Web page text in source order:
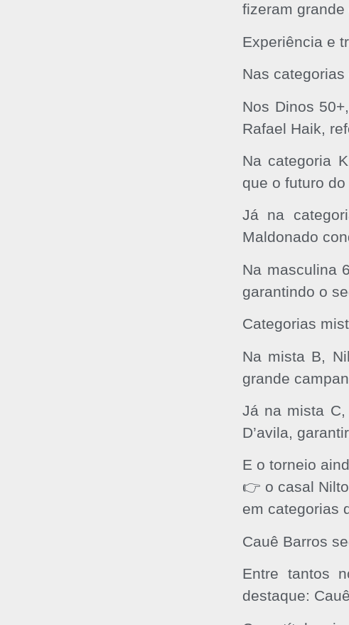
fizeram
Experiência e
Nas
Nos Dinos
Rafael Haik,
Na categoria
que o futuro
Já na
Maldonado
Na masculina
garantindo o
Categorias
Na mista B,
grande
Já na mista C,
D’avila,
E o torneio
👉 o casal
em categorias
Cauê Barros
Entre tantos
destaque: